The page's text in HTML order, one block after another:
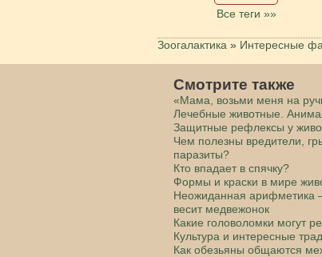
Все теги »»
Зоогалактика » Интересные
Смотрите также
«Мама, возьми меня на
Лечебные животные.
Защитные рефлексы у
Чем полезны вредители,
паразиты?
Кто впадает в спячку?
Формы и краски в мире
Неожиданная арифметика
весит медвежонок
Какие головоломки могут
Культура и интересные
Как обезьяны общаются